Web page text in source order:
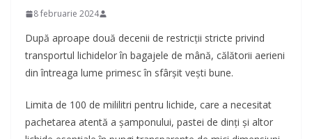
8 februarie 2024
După aproape două decenii de restricții stricte privind
transportul lichidelor în bagajele de mână, călătorii aerieni
din întreaga lume primesc în sfârșit vești bune.
Limita de 100 de mililitri pentru lichide, care a necesitat
pachetarea atentă a șamponului, pastei de dinți și altor